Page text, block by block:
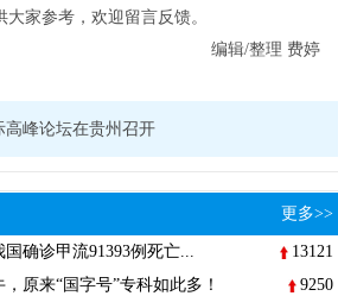
家参考，欢迎留言反馈。
编辑/整理 费婷
高峰论坛在贵州召开
更多>>
国确诊甲流91393例死亡...
13121
原来“国字号”专科如此多！
9250